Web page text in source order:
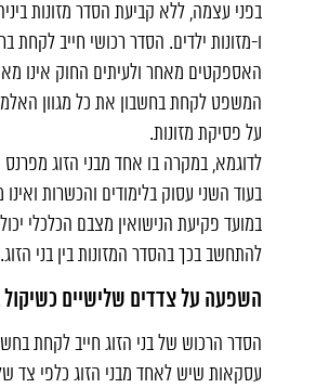
בפני עצמה, ללא קביעת הסדר מזונות
ו-מזונות ילדים. הסדר רכושי חייב לקחת
האספקטים מאחר ולעיתים החוק אינו
המשפט לקחת בחשבון את כל מגוון
על פסיקת מזונות.
לדוגמא, במקרה בו אחד מבני הזוג
בעוד השני עסוק בלימודים והכשרות ואינו
במועד פקיעת הנישואין מצבם הכלכלי
להתחשב בכך בהסדר המזונות בין בני הזוג.
השפעה על צדדים שלישיים
הסדר הרכוש של בני הזוג חייב לקחת
עסקאות שיש לאחד מבני הזוג כלפי צד